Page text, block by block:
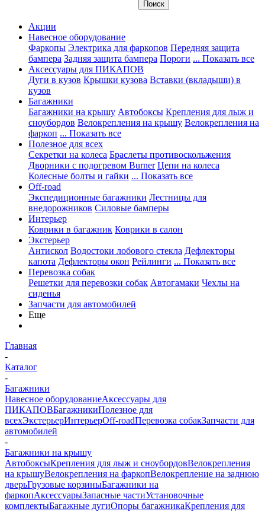
Акции
Навесное оборудование
Фаркопы Электрика для фаркопов Передняя защита
бампера Задняя защита бампера Пороги ... Показать все
Аксессуары для ПИКАПОВ
Дуги в кузов Крышки кузова Вставки (вкладыши) в
кузов
Багажники
Багажники на крышу Автобоксы Крепления для лыж и
сноубордов Велокрепления на крышу Велокрепления на
фаркоп ... Показать все
Полезное для всех
Секретки на колеса Браслеты противоскольжения
Дворники с подогревом Burner Цепи на колеса
Колесные болты и гайки ... Показать все
Off-road
Экспедиционные багажники Лестницы для
внедорожников Силовые бамперы
Интерьер
Коврики в багажник Коврики в салон
Экстерьер
Антискол Водостоки лобового стекла Дефлекторы
капота Дефлекторы окон Рейлинги ... Показать все
Перевозка собак
Решетки для перевозки собак Автогамаки Чехлы на
сиденья
Запчасти для автомобилей
Еще
Главная
-
Каталог
-
Багажники
Навесное оборудованиеАксессуары для
ПИКАПОВБагажникиПолезное для
всехЭкстерьерИнтерьерOff-roadПеревозка собакЗапчасти для
автомобилей
-
Багажники на крышу
АвтобоксыКрепления для лыж и сноубордовВелокрепления
на крышуВелокрепления на фаркопВелокрепление на заднюю
дверьГрузовые корзиныБагажники на
фаркопАксессуарыЗапасные частиУстановочные
комплектыБагажные дугиОпоры багажникаКрепления для